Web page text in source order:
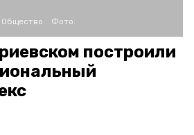
Общество Фото:
построили